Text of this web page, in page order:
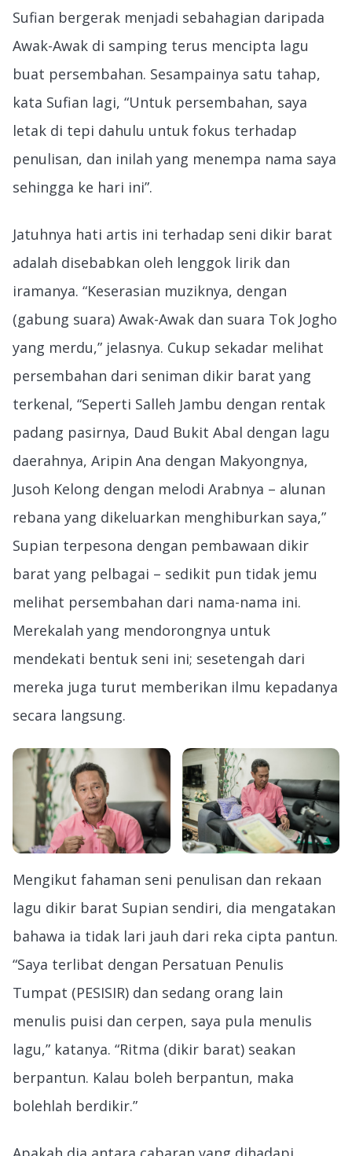
Sufian bergerak menjadi sebahagian daripada
Awak-Awak di samping terus mencipta lagu
buat persembahan. Sesampainya satu tahap,
kata Sufian lagi, “Untuk persembahan, saya
letak di tepi dahulu untuk fokus terhadap
penulisan, dan inilah yang menempa nama saya
sehingga ke hari ini”.
Jatuhnya hati artis ini terhadap seni dikir barat
adalah disebabkan oleh lenggok lirik dan
iramanya. “Keserasian muziknya, dengan
(gabung suara) Awak-Awak dan suara Tok Jogho
yang merdu,” jelasnya. Cukup sekadar melihat
persembahan dari seniman dikir barat yang
terkenal, “Seperti Salleh Jambu dengan rentak
padang pasirnya, Daud Bukit Abal dengan lagu
daerahnya, Aripin Ana dengan Makyongnya,
Jusoh Kelong dengan melodi Arabnya – alunan
rebana yang dikeluarkan menghiburkan saya,”
Supian terpesona dengan pembawaan dikir
barat yang pelbagai – sedikit pun tidak jemu
melihat persembahan dari nama-nama ini.
Merekalah yang mendorongnya untuk
mendekati bentuk seni ini; sesetengah dari
mereka juga turut memberikan ilmu kepadanya
secara langsung.
Mengikut fahaman seni penulisan dan rekaan
lagu dikir barat Supian sendiri, dia mengatakan
bahawa ia tidak lari jauh dari reka cipta pantun.
“Saya terlibat dengan Persatuan Penulis
Tumpat (PESISIR) dan sedang orang lain
menulis puisi dan cerpen, saya pula menulis
lagu,” katanya. “Ritma (dikir barat) seakan
berpantun. Kalau boleh berpantun, maka
bolehlah berdikir.”